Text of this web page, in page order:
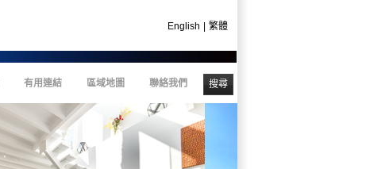
繁體
English
搜尋
聯絡我們
區域地圖
有用連結